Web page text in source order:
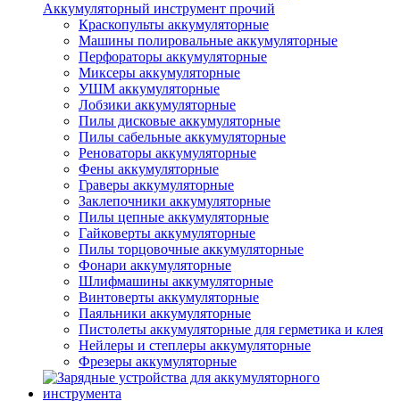
Аккумуляторный инструмент прочий
Краскопульты аккумуляторные
Машины полировальные аккумуляторные
Перфораторы аккумуляторные
Миксеры аккумуляторные
УШМ аккумуляторные
Лобзики аккумуляторные
Пилы дисковые аккумуляторные
Пилы сабельные аккумуляторные
Реноваторы аккумуляторные
Фены аккумуляторные
Граверы аккумуляторные
Заклепочники аккумуляторные
Пилы цепные аккумуляторные
Гайковерты аккумуляторные
Пилы торцовочные аккумуляторные
Фонари аккумуляторные
Шлифмашины аккумуляторные
Винтоверты аккумуляторные
Паяльники аккумуляторные
Пистолеты аккумуляторные для герметика и клея
Нейлеры и степлеры аккумуляторные
Фрезеры аккумуляторные